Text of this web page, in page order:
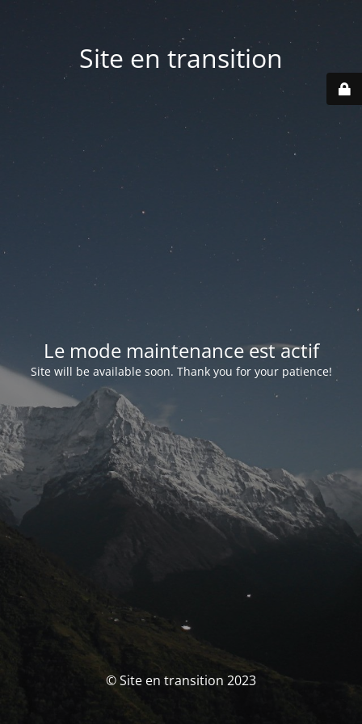
Site en transition
Le mode maintenance est actif
Site will be available soon. Thank you for your patience!
© Site en transition 2023